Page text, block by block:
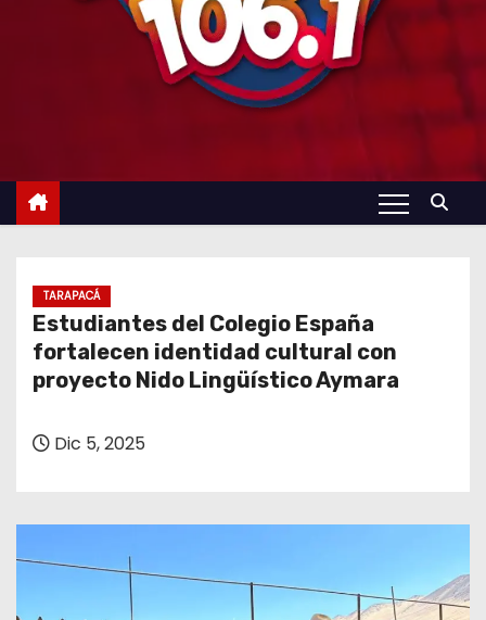
TARAPACÁ
Estudiantes del Colegio España
fortalecen identidad cultural con
proyecto Nido Lingüístico Aymara
Dic 5, 2025